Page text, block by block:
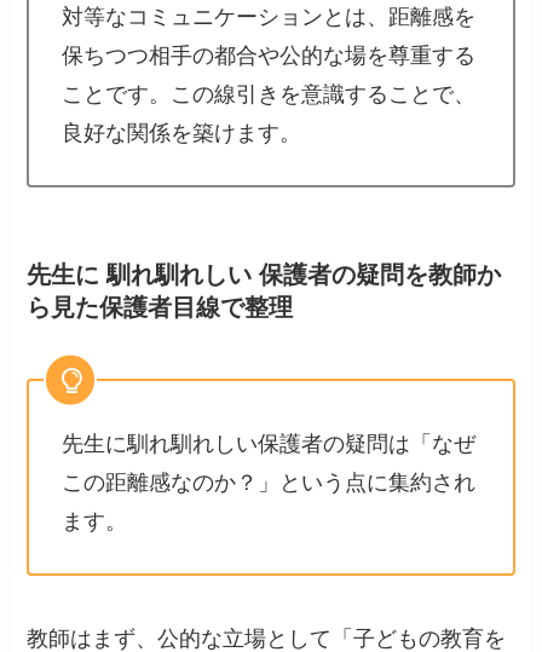
対等なコミュニケーションとは、距離感を
保ちつつ相手の都合や公的な場を尊重する
ことです。この線引きを意識することで、
良好な関係を築けます。
先生に 馴れ馴れしい 保護者の疑問を教師か
ら見た保護者目線で整理
先生に馴れ馴れしい保護者の疑問は「なぜ
この距離感なのか？」という点に集約され
ます。
教師はまず、公的な立場として「子どもの教育を